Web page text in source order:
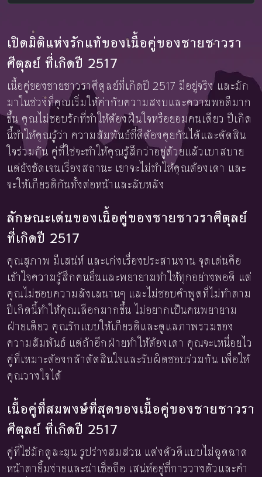
เปิดมิติแห่งรักแท้ของเนื้อคู่ของชายชาวรา
ศีตุลย์ ที่เกิดปี 2517
เนื้อคู่ของชายชาวราศีตุลย์ที่เกิดปี 2517 มีอยู่จริง และมัก
มาในช่วงที่คุณเริ่มให้ค่ากับความสงบและความพอดีมาก
ขึ้น คุณไม่ชอบรักที่ทำให้ต้องฝืนใจหรือยอมคนเดียว ปีเกิด
นี้ทำให้คุณรู้ว่า ความสัมพันธ์ที่ดีต้องคุยกันได้และตัดสิน
ใจร่วมกัน คู่ที่ใช่จะทำให้คุณรู้สึกว่าอยู่ด้วยแล้วเบาสบาย
แต่ยังชัดเจนเรื่องสถานะ เขาจะไม่ทำให้คุณต้องเดา และ
จะให้เกียรติกันทั้งต่อหน้าและลับหลัง
ลักษณะเด่นของเนื้อคู่ของชายชาวราศีตุลย์
ที่เกิดปี 2517
คุณสุภาพ มีเสน่ห์ และเก่งเรื่องประสานงาน จุดเด่นคือ
เข้าใจความรู้สึกคนอื่นและพยายามทำให้ทุกอย่างพอดี แต่
คุณไม่ชอบความลังเลนานๆ และไม่ชอบคำพูดที่ไม่ทำตาม
ปีเกิดนี้ทำให้คุณเลือกมากขึ้น ไม่อยากเป็นคนพยายาม
ฝ่ายเดียว คุณรักแบบให้เกียรติและดูแลภาพรวมของ
ความสัมพันธ์ แต่ถ้าอีกฝ่ายทำให้ต้องเดา คุณจะเหนื่อยไว
คู่ที่เหมาะต้องกล้าตัดสินใจและรับผิดชอบร่วมกัน เพื่อให้
คุณวางใจได้
เนื้อคู่ที่สมพงษ์ที่สุดของเนื้อคู่ของชายชาวรา
ศีตุลย์ ที่เกิดปี 2517
คู่ที่ใช่มักดูละมุน รูปร่างสมส่วน แต่งตัวดีแบบไม่ฉูดฉาด
หน้าตายิ้มง่ายและน่าเชื่อถือ เสน่ห์อยู่ที่การวางตัวและคำ